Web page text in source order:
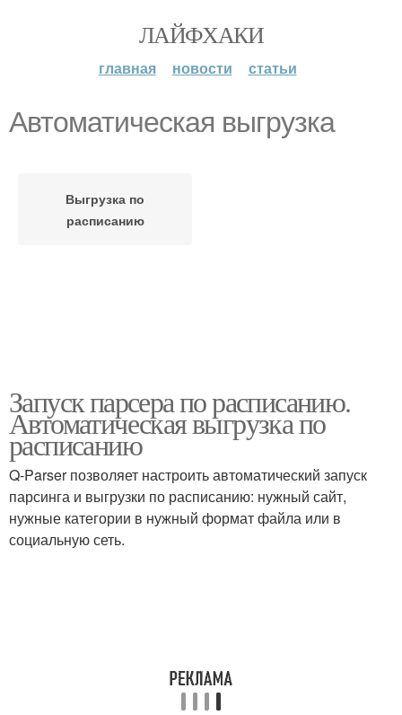
ЛАЙФХАКИ
главная новости статьи
Автоматическая выгрузка
Выгрузка по
расписанию
Запуск парсера по расписанию.
Автоматическая выгрузка по
расписанию
Q-Parser позволяет настроить автоматический запуск
парсинга и выгрузки по расписанию: нужный сайт,
нужные категории в нужный формат файла или в
социальную сеть.